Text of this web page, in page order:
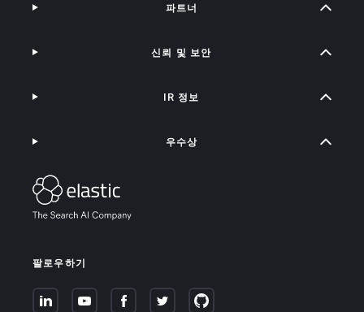
팔로우하기
파트너
신뢰 및 보안
IR 정보
우수상